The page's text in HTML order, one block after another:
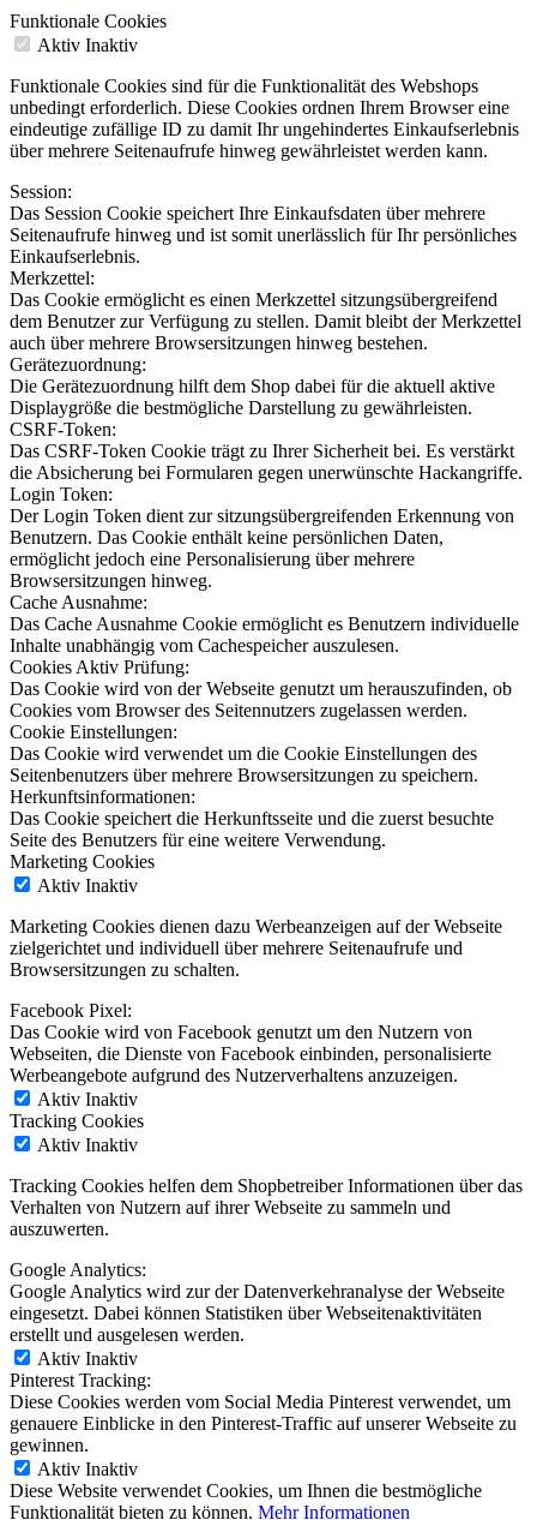
Funktionale Cookies
Aktiv Inaktiv
Funktionale Cookies sind für die Funktionalität des Webshops
unbedingt erforderlich. Diese Cookies ordnen Ihrem Browser eine
eindeutige zufällige ID zu damit Ihr ungehindertes Einkaufserlebnis
über mehrere Seitenaufrufe hinweg gewährleistet werden kann.
Session:
Das Session Cookie speichert Ihre Einkaufsdaten über mehrere
Seitenaufrufe hinweg und ist somit unerlässlich für Ihr persönliches
Einkaufserlebnis.
Merkzettel:
Das Cookie ermöglicht es einen Merkzettel sitzungsübergreifend
dem Benutzer zur Verfügung zu stellen. Damit bleibt der Merkzettel
auch über mehrere Browsersitzungen hinweg bestehen.
Gerätezuordnung:
Die Gerätezuordnung hilft dem Shop dabei für die aktuell aktive
Displaygröße die bestmögliche Darstellung zu gewährleisten.
CSRF-Token:
Das CSRF-Token Cookie trägt zu Ihrer Sicherheit bei. Es verstärkt
die Absicherung bei Formularen gegen unerwünschte Hackangriffe.
Login Token:
Der Login Token dient zur sitzungsübergreifenden Erkennung von
Benutzern. Das Cookie enthält keine persönlichen Daten,
ermöglicht jedoch eine Personalisierung über mehrere
Browsersitzungen hinweg.
Cache Ausnahme:
Das Cache Ausnahme Cookie ermöglicht es Benutzern individuelle
Inhalte unabhängig vom Cachespeicher auszulesen.
Cookies Aktiv Prüfung:
Das Cookie wird von der Webseite genutzt um herauszufinden, ob
Cookies vom Browser des Seitennutzers zugelassen werden.
Cookie Einstellungen:
Das Cookie wird verwendet um die Cookie Einstellungen des
Seitenbenutzers über mehrere Browsersitzungen zu speichern.
Herkunftsinformationen:
Das Cookie speichert die Herkunftsseite und die zuerst besuchte
Seite des Benutzers für eine weitere Verwendung.
Marketing Cookies
Aktiv Inaktiv
Marketing Cookies dienen dazu Werbeanzeigen auf der Webseite
zielgerichtet und individuell über mehrere Seitenaufrufe und
Browsersitzungen zu schalten.
Facebook Pixel:
Das Cookie wird von Facebook genutzt um den Nutzern von
Webseiten, die Dienste von Facebook einbinden, personalisierte
Werbeangebote aufgrund des Nutzerverhaltens anzuzeigen.
Aktiv Inaktiv
Tracking Cookies
Aktiv Inaktiv
Tracking Cookies helfen dem Shopbetreiber Informationen über das
Verhalten von Nutzern auf ihrer Webseite zu sammeln und
auszuwerten.
Google Analytics:
Google Analytics wird zur der Datenverkehranalyse der Webseite
eingesetzt. Dabei können Statistiken über Webseitenaktivitäten
erstellt und ausgelesen werden.
Aktiv Inaktiv
Pinterest Tracking:
Diese Cookies werden vom Social Media Pinterest verwendet, um
genauere Einblicke in den Pinterest-Traffic auf unserer Webseite zu
gewinnen.
Aktiv Inaktiv
Diese Website verwendet Cookies, um Ihnen die bestmögliche
Funktionalität bieten zu können. Mehr Informationen